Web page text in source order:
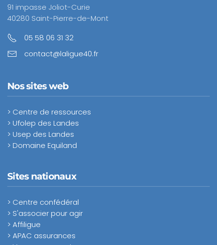
91 impasse Joliot-Curie
40280 Saint-Pierre-de-Mont
05 58 06 31 32
contact@laligue40.fr
Nos sites web
> Centre de ressources
> Ufolep des Landes
> Usep des Landes
> Domaine Equiland
Sites nationaux
> Centre confédéral
> S'associer pour agir
> Affiligue
> APAC assurances